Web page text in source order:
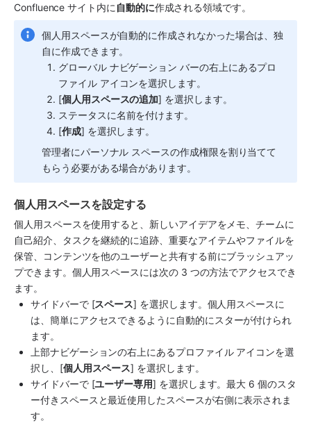
Confluence サイト内に 自動的に作成される領域です。
個人用スペースが自動的に作成されなかった場合は、独
自に作成できます。
グローバル ナビゲーション バーの右上にあるプロ
ファイル アイコンを選択します。
[個人用スペースの追加] を選択します。
ステータスに名前を付けます。
[作成] を選択します。
管理者にパーソナル スペースの作成権限を割り当てて
もらう必要がある場合があります。
個人用スペースを設定する
個人用スペースを使用すると、新しいアイデアをメモ、チームに
自己紹介、タスクを継続的に追跡、重要なアイテムやファイルを
保管、コンテンツを他のユーザーと共有する前にブラッシュアッ
プできます。個人用スペースには次の 3 つの方法でアクセスでき
ます。
サイドバーで [スペース] を選択します。個人用スペースに
は、簡単にアクセスできるように自動的にスターが付けられ
ます。
上部ナビゲーションの右上にあるプロファイル アイコンを選
択し、[個人用スペース] を選択します。
サイドバーで [ユーザー専用] を選択します。最大 6 個のスタ
ー付きスペースと最近使用したスペースが右側に表示されま
す。